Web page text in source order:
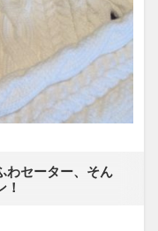
わセーター、​そん